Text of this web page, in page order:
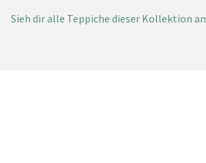
Sieh dir alle Teppiche dieser Kollektion an